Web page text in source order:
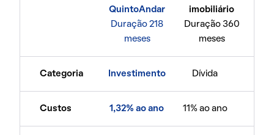
QuintoAndar
Duração 218
meses
imobiliário
Duração 360
meses
Categoria Investimento Dívida
Custos 1,32% ao ano 11% ao ano